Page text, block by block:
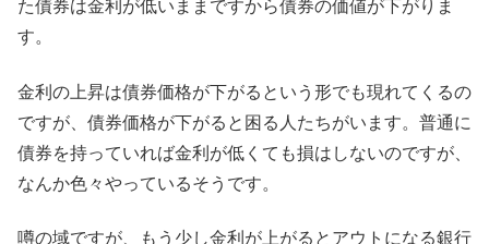
た債券は金利が低いままですから債券の価値が下がりま
す。
金利の上昇は債券価格が下がるという形でも現れてくるの
ですが、債券価格が下がると困る人たちがいます。普通に
債券を持っていれば金利が低くても損はしないのですが、
なんか色々やっているそうです。
噂の域ですが、もう少し金利が上がるとアウトになる銀行